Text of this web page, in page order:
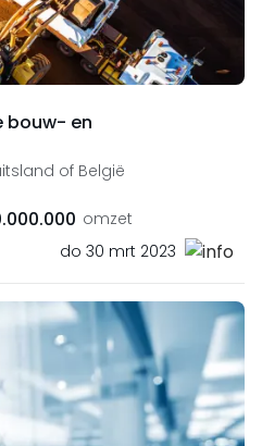
bouw- en
of België
omzet
do 30 mrt 2023